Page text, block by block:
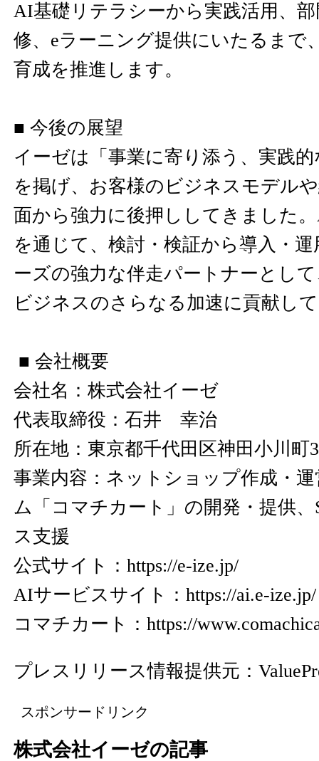
AI基礎リテラシーから実践活用、
修、eラーニング提供にいたるまで
育成を推進します。
■ 今後の展望
イーゼは「事業に寄り添う、実践
を掲げ、お客様のビジネスモデル
面から強力に後押ししてきました
を通じて、検討・検証から導入・
ーズの強力な伴走パートナーとし
ビジネスのさらなる加速に貢献し
■ 会社概要
会社名：株式会社イーゼ
代表取締役：石井 幸治
所在地：東京都千代田区神田小川町
事業内容：ネットショップ作成・
ム「コマチカート」の開発・提供
ス支援
公式サイト： https://e-ize.jp/
AIサービスサイト： https://ai.e-ize.jp/
コマチカート： https://
プレスリリース情報提供元：
スポンサードリンク
株式会社イーゼの記事